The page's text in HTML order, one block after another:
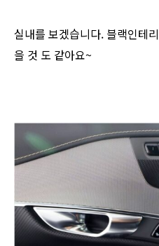
실내를 보겠습니다. 블랙인테
을 것 도 같아요~